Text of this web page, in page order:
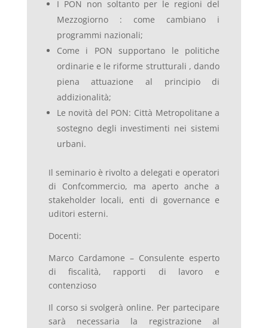
I PON non soltanto per le regioni del
Mezzogiorno : come cambiano i
programmi nazionali;
Come i PON supportano le politiche
ordinarie e le riforme strutturali , dando
piena attuazione al principio di
addizionalità;
Le novità del PON: Città Metropolitane a
sostegno degli investimenti nei sistemi
urbani.
Il seminario è rivolto a delegati e operatori
di Confcommercio, ma aperto anche a
stakeholder locali, enti di governance e
uditori esterni.
Docenti:
Marco Cardamone – Consulente esperto
di fiscalità, rapporti di lavoro e
contenzioso
Il corso si svolgerà online. Per partecipare
sarà necessaria la registrazione al